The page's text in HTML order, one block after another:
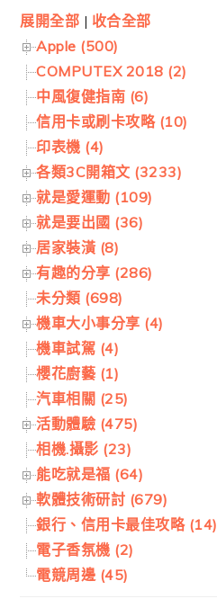
展開全部 | 收合全部
Apple (500)
COMPUTEX 2018 (2)
中風復健指南 (6)
信用卡或刷卡攻略 (10)
印表機 (4)
各類3C開箱文 (3233)
就是愛運動 (109)
就是要出國 (36)
居家裝潢 (8)
有趣的分享 (286)
未分類 (698)
機車大小事分享 (4)
機車試駕 (4)
櫻花廚藝 (1)
汽車相關 (25)
活動體驗 (475)
相機.攝影 (23)
能吃就是福 (64)
軟體技術研討 (679)
銀行、信用卡最佳攻略 (14)
電子香氛機 (2)
電競周邊 (45)